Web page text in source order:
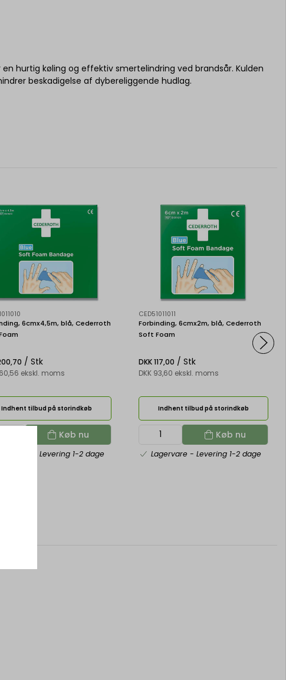
en hurtig køling og effektiv smertelindring ved brandsår. Kulden
beskadigelse af dybereliggende hudlag.
6cmx4,5m, blå, Cederroth
/ Stk
ekskl. moms
Indhent tilbud på storindkøb
Køb nu
- Levering 1-2 dage
CED51011011
Forbinding, 6cmx2m, blå, Cederroth
Soft Foam
DKK 117,00 / Stk
DKK 93,60 ekskl. moms
Indhent tilbud på storindkøb
Køb nu
Lagervare - Levering 1-2 dage